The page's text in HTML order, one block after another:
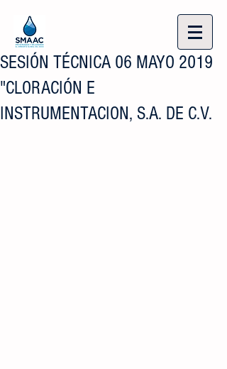
SESIÓN TÉCNICA 06 MAYO 2019
"CLORACIÓN E
INSTRUMENTACION, S.A. DE C.V.